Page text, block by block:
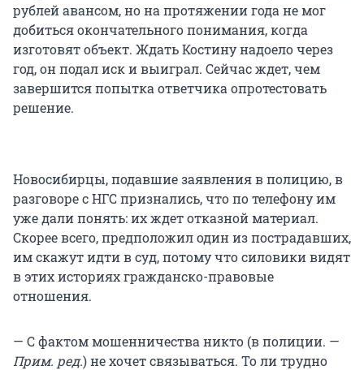
рублей авансом, но на протяжении года не мог
добиться окончательного понимания, когда
изготовят объект. Ждать Костину надоело через
год, он подал иск и выиграл. Сейчас ждет, чем
завершится попытка ответчика опротестовать
решение.
Новосибирцы, подавшие заявления в полицию, в
разговоре с НГС признались, что по телефону им
уже дали понять: их ждет отказной материал.
Скорее всего, предположил один из пострадавших,
им скажут идти в суд, потому что силовики видят
в этих историях гражданско-правовые
отношения.
— С фактом мошенничества никто (в полиции. —
Прим. ред.) не хочет связываться. То ли трудно